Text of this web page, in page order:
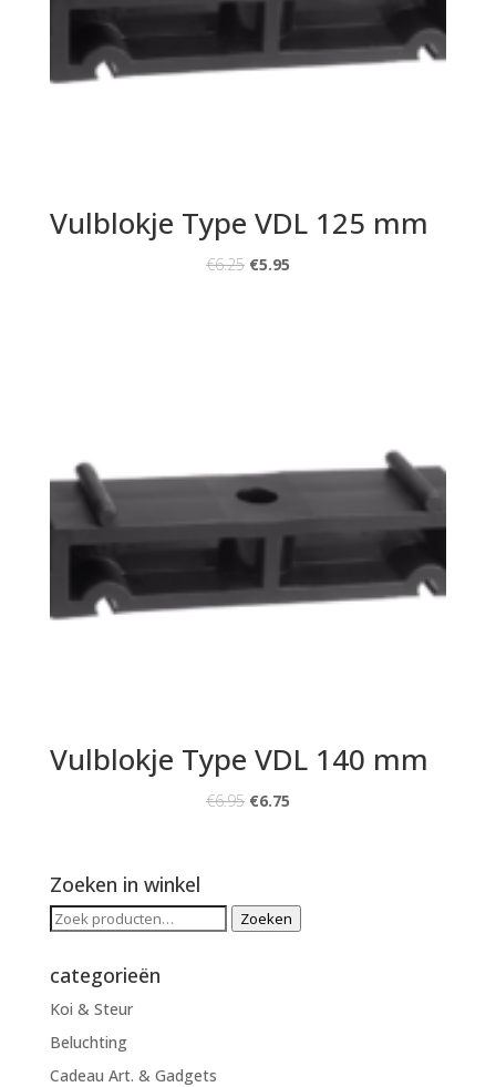
Vulblokje Type VDL 125 mm
€6.25 €5.95
Vulblokje Type VDL 140 mm
€6.95 €6.75
Zoeken in winkel
Zoeken
Zoeken
categorieën
Koi & Steur
Beluchting
Cadeau Art. & Gadgets